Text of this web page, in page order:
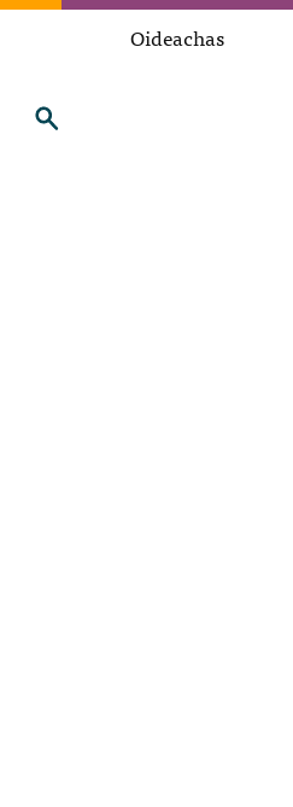
Oideachas